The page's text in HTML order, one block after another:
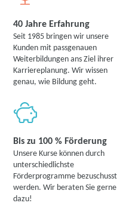
40 Jahre Erfahrung
Seit 1985 bringen wir unsere
Kunden mit passgenauen
Weiterbildungen ans Ziel ihrer
Karriereplanung. Wir wissen
genau, wie Bildung geht.
Bis zu 100 % Förderung
Unsere Kurse können durch
unterschiedlichste
Förderprogramme bezuschusst
werden. Wir beraten Sie gerne
dazu!